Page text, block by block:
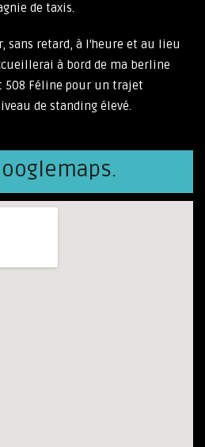
de taxis.
sans retard, à l'heure et au lieu
à bord de ma berline
508 Féline pour un trajet
de standing élevé.